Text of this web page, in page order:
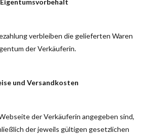
verbleiben die gelieferten Waren
der Verkäuferin.
und Versandkosten
der Verkäuferin angegeben sind,
der jeweils gültigen gesetzlichen